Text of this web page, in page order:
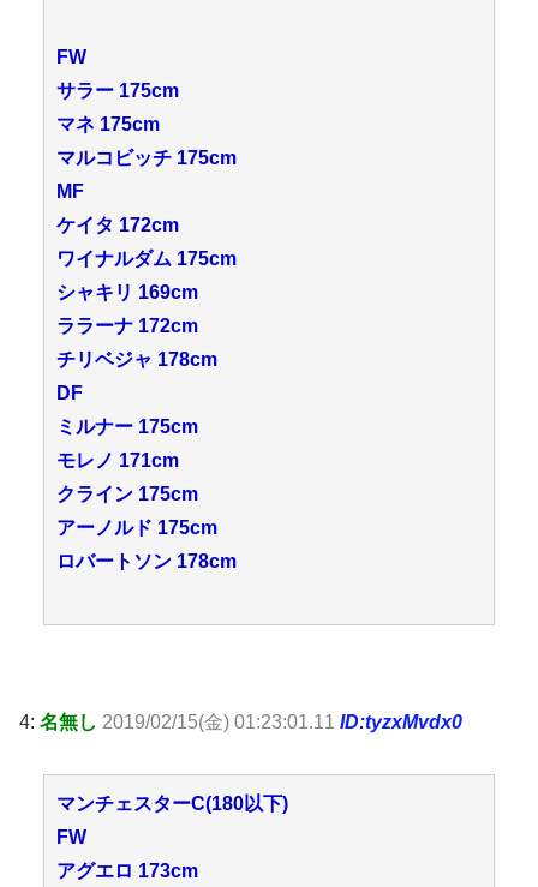
FW
サラー 175cm
マネ 175cm
マルコビッチ 175cm
MF
ケイタ 172cm
ワイナルダム 175cm
シャキリ 169cm
ララーナ 172cm
チリベジャ 178cm
DF
ミルナー 175cm
モレノ 171cm
クライン 175cm
アーノルド 175cm
ロバートソン 178cm
4: 名無し 2019/02/15(金) 01:23:01.11 ID:tyzxMvdx0
マンチェスターC(180以下)
FW
アグエロ 173cm